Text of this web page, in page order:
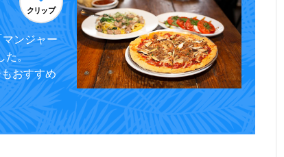
クリップ
ンジャー
た。
おすすめ